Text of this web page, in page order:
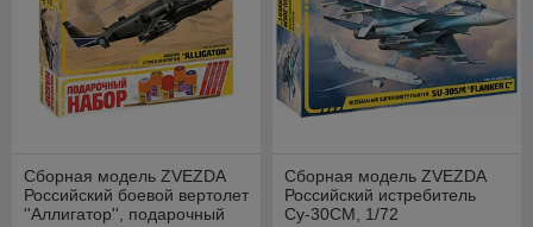
Сборная модель ZVEZDA
Российский боевой вертолет
''Аллигатор'', подарочный
Сборная модель ZVEZDA
Российский истребитель
Су-30СМ, 1/72